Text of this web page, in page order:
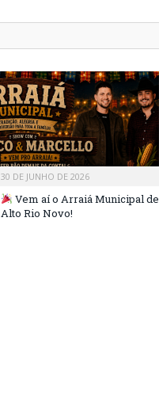
30 DE JUNHO DE 2026
Vem aí o Arraiá Municipal de
Alto Rio Novo!